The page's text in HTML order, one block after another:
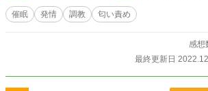
催眠 発情 調教 匂い責め
感想
最終更新日